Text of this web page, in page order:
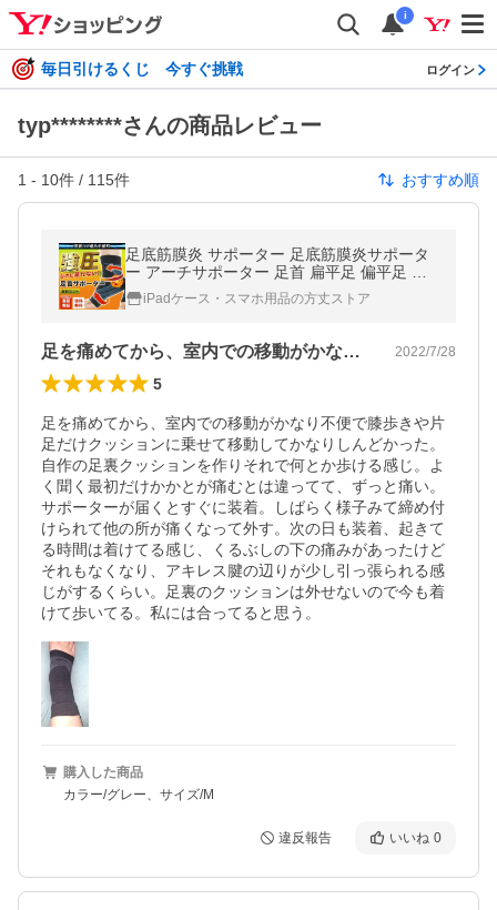
i
毎日引けるくじ 今すぐ挑戦 ログイン
typ********さんの商品レビュー
1 - 10件 / 115件 おすすめ順
足底筋膜炎 サポーター 足底筋膜炎サポータ
ー アーチサポーター 足首 扁平足 偏平足 土
踏まず
iPadケース・スマホ用品の方丈ストア
足を痛めてから、室内での移動がかなり不… 2022/7/28
5
足を痛めてから、室内での移動がかなり不便で膝歩きや片
足だけクッションに乗せて移動してかなりしんどかった。
自作の足裏クッションを作りそれで何とか歩ける感じ。よ
く聞く最初だけかかとが痛むとは違ってて、ずっと痛い。
サポーターが届くとすぐに装着。しばらく様子みて締め付
けられて他の所が痛くなって外す。次の日も装着、起きて
る時間は着けてる感じ、くるぶしの下の痛みがあったけど
それもなくなり、アキレス腱の辺りが少し引っ張られる感
じがするくらい。足裏のクッションは外せないので今も着
けて歩いてる。私には合ってると思う。
購入した商品
カラー/グレー、サイズ/M
違反報告 いいね 0